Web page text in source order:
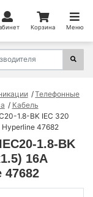
Корзина Меню
Телефонные
Кабель
1.8-BK IEC 320
Hyperline 47682
1.8-BK
16А
47682